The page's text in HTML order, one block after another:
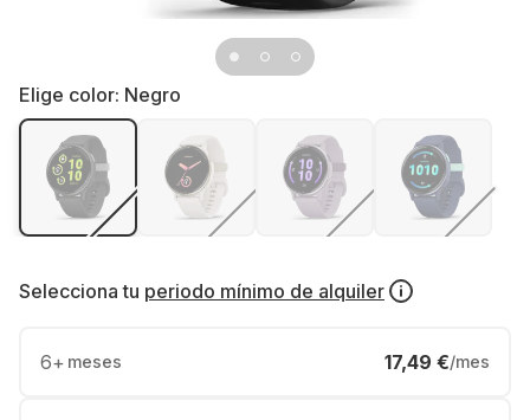
Elige color: Negro
Selecciona tu periodo mínimo de alquiler
6+ meses 17,49 €/mes